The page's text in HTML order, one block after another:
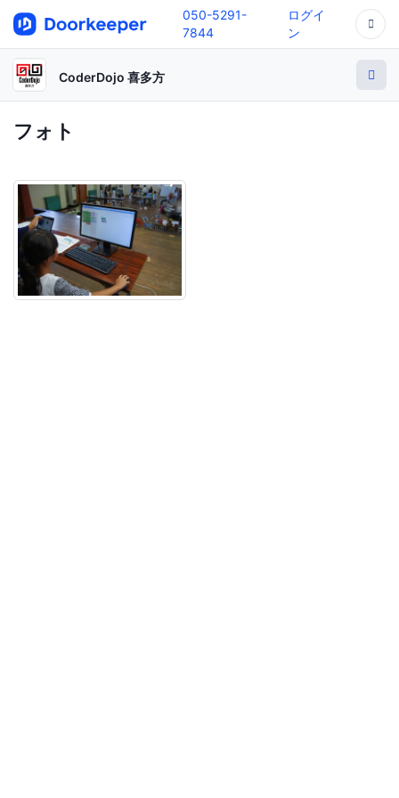
050-5291-
7844
ログイ
ン
CoderDojo 喜多方
フォト